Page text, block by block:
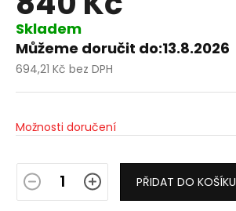
Skladem
Můžeme doručit do:13.8.2026
694,21 Kč bez DPH
Měrná
Možnosti doručení
PŘIDAT DO KOŠÍKU